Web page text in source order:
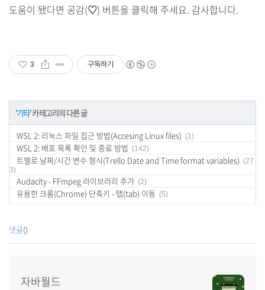
도움이 됐다면 공감(♡) 버튼을 클릭해 주세요. 감사합니다.
3 구독하기
'기타' 카테고리의 다른 글
WSL 2: 리눅스 파일 접근 방법(Accesing Linux files) (1)
WSL 2: 배포 목록 확인 및 종료 방법 (142)
트렐로 날짜/시간 변수 형식(Trello Date and Time format variables) (27
3)
Audacity - FFmpeg 라이브러리 추가 (2)
유용한 크롬(Chrome) 단축키 - 탭(tab) 이동 (5)
댓글()
자바월드